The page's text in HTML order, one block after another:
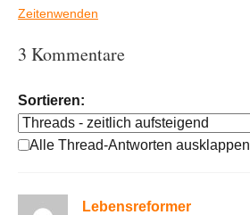
Zeitenwenden
3 Kommentare
Sortieren:
Alle Thread-Antworten ausklappen
Lebensreformer